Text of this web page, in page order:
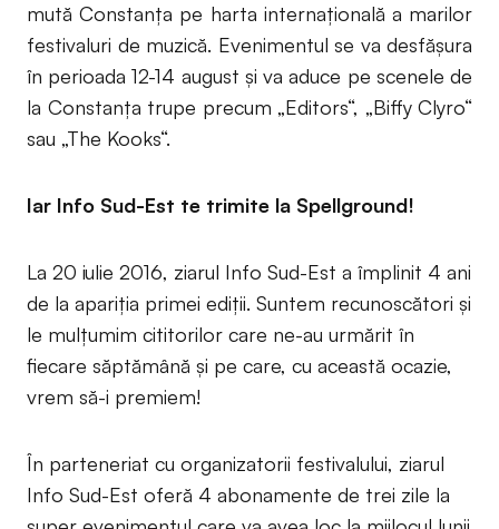
mută Constanța pe harta internațională a marilor
festivaluri de muzică. Evenimentul se va desfășura
în perioada 12-14 august și va aduce pe scenele de
la Constanța trupe precum „Editors“, „Biffy Clyro“
sau „The Kooks“.
Iar Info Sud-Est te trimite la Spellground!
La 20 iulie 2016, ziarul Info Sud-Est a împlinit 4 ani
de la apariția primei ediții. Suntem recunoscători și
le mulțumim cititorilor care ne-au urmărit în
fiecare săptămână și pe care, cu această ocazie,
vrem să-i premiem!
În parteneriat cu organizatorii festivalului, ziarul
Info Sud-Est oferă 4 abonamente de trei zile la